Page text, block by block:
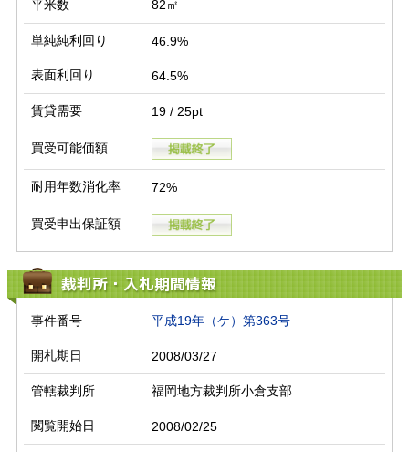
平米数 82㎡
単純純利回り 46.9%
表面利回り 64.5%
賃貸需要 19 / 25pt
買受可能価額
耐用年数消化率 72%
買受申出保証額
裁判所・入札期間情報
事件番号 平成19年（ケ）第363号
開札期日 2008/03/27
管轄裁判所 福岡地方裁判所小倉支部
閲覧開始日 2008/02/25